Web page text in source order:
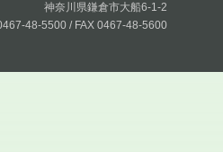
神奈川県鎌倉市大船6-1-2
48-5500 / FAX 0467-48-5600